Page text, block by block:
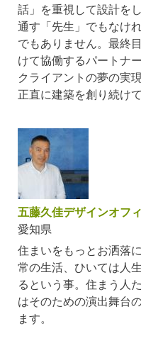
話」を重視して設計を
通す「先生」でもなけ
でもありません。最終
けて協働するパートナ
クライアントの夢の実
正直に建築を創り続け
五藤久佳デザインオフ
愛知県
住まいをもっとお洒落
常の生活、ひいては人
るという事。住まう人
はそのための演出舞台
ます。